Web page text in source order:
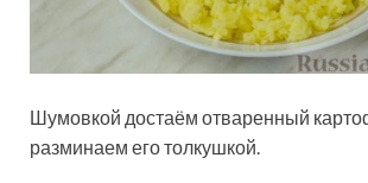
Шумовкой достаём отваренный
разминаем его толкушкой.